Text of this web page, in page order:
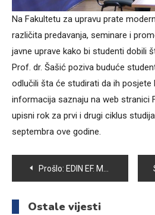
Na Fakultetu za upravu prate
različita predavanja, seminare i
javne uprave kako bi studenti dobili
Prof. dr. Šašić poziva buduće
odlučili šta će studirati da ih posjete
informacija saznaju na web stranici
upisni rok za prvi i drugi ciklus
septembra ove godine.
Navigacija
članaka
Prošlo: EDIN EF. MRKULIĆ NOVI IMAM DŽEMATA KOBILJA GLAVA
Ostale vijesti